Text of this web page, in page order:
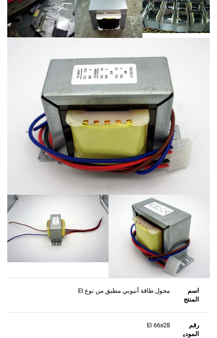
اسم
المنتج
محول طاقة أنبوبي مطبق من نوع EI
رقم
المودي
EI 66x28